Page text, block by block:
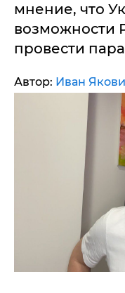
мнение, что
возможности
провести
Автор: Иван